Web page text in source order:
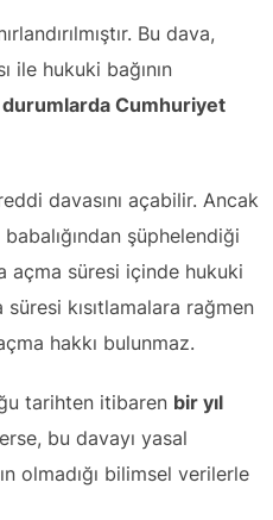
Bu dava,
ile hukuki bağının
Cumhuriyet
davasını açabilir. Ancak
şüphelendiği
açma süresi içinde hukuki
kısıtlamalara rağmen
hakkı bulunmaz.
tarihten itibaren bir yıl
bu davayı yasal
olmadığı bilimsel verilerle